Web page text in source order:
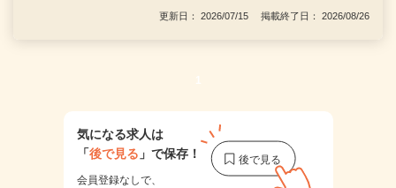
更新日： 2026/07/15 掲載終了日： 2026/08/26
1
気になる求人は
「後で見る 」で保存！
会員登録なしで、